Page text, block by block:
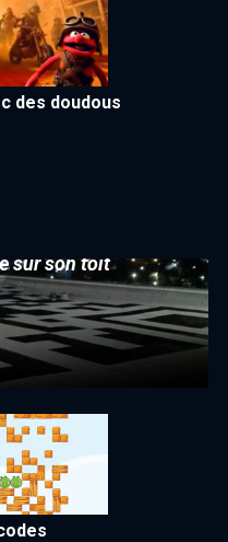
des doudous
sur son toit